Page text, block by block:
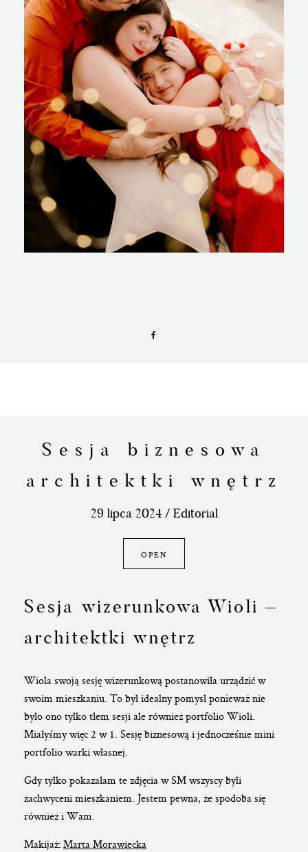
Sesja biznesowa
architektki wnętrz
29 lipca 2024 / Editorial
OPEN
Sesja wizerunkowa Wioli –
architektki wnętrz
Wiola swoją sesję wizerunkową postanowiła urządzić w
swoim mieszkaniu. To był idealny pomysł ponieważ nie
było ono tylko tłem sesji ale również portfolio Wioli.
Miałyśmy więc 2 w 1. Sesję biznesową i jednocześnie mini
portfolio warki własnej.
Gdy tylko pokazałam te zdjęcia w SM wszyscy byli
zachwyceni mieszkaniem. Jestem pewna, że spodoba się
również i Wam.
Makijaż:Marta Morawiecka